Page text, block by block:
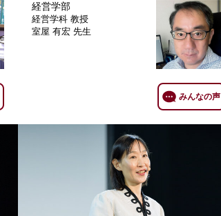
経営学部
経営学科 教授
室屋 有宏 先生
みんなの声